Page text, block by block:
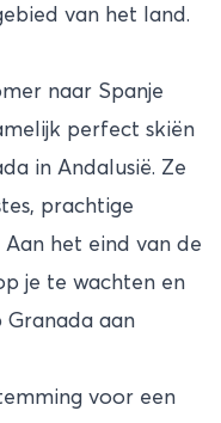
van het land.
naar Spanje
perfect skiën
in Andalusië. Ze
prachtige
Aan het eind van de
je te wachten en
aan
voor een